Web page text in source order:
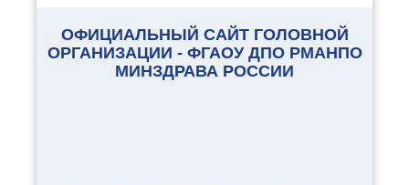
ОФИЦИАЛЬНЫЙ САЙТ ГОЛОВНОЙ
ОРГАНИЗАЦИИ - ФГАОУ ДПО РМАНПО
МИНЗДРАВА РОССИИ